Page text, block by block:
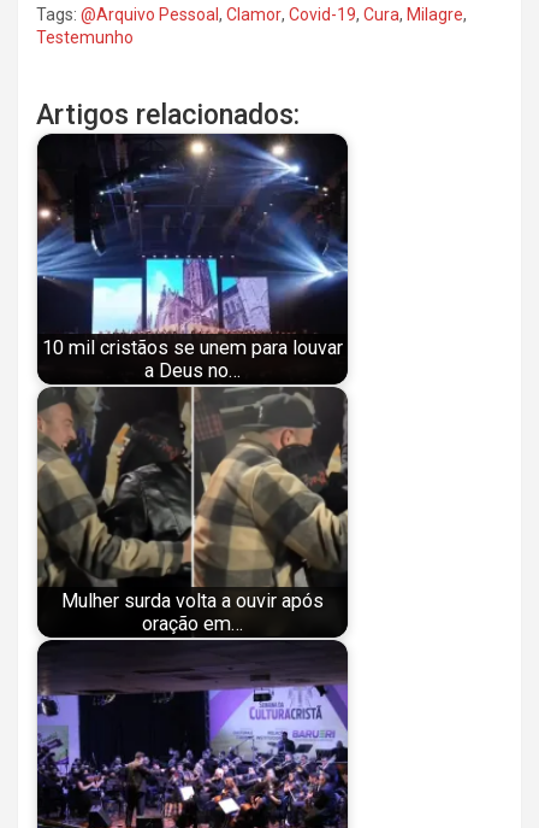
Tags: @Arquivo Pessoal, Clamor, Covid-19, Cura, Milagre,
Testemunho
Artigos relacionados:
10 mil cristãos se unem para louvar
a Deus no…
Mulher surda volta a ouvir após
oração em…